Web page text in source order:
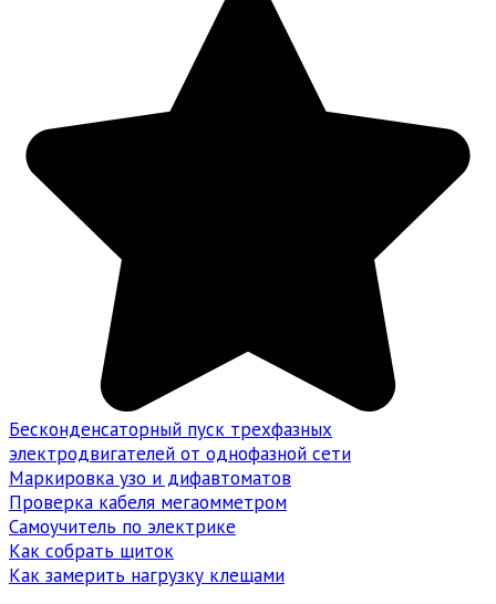
Бесконденсаторный пуск трехфазных
электродвигателей от однофазной сети
Маркировка узо и дифавтоматов
Проверка кабеля мегаомметром
Самоучитель по электрике
Как собрать щиток
Как замерить нагрузку клещами